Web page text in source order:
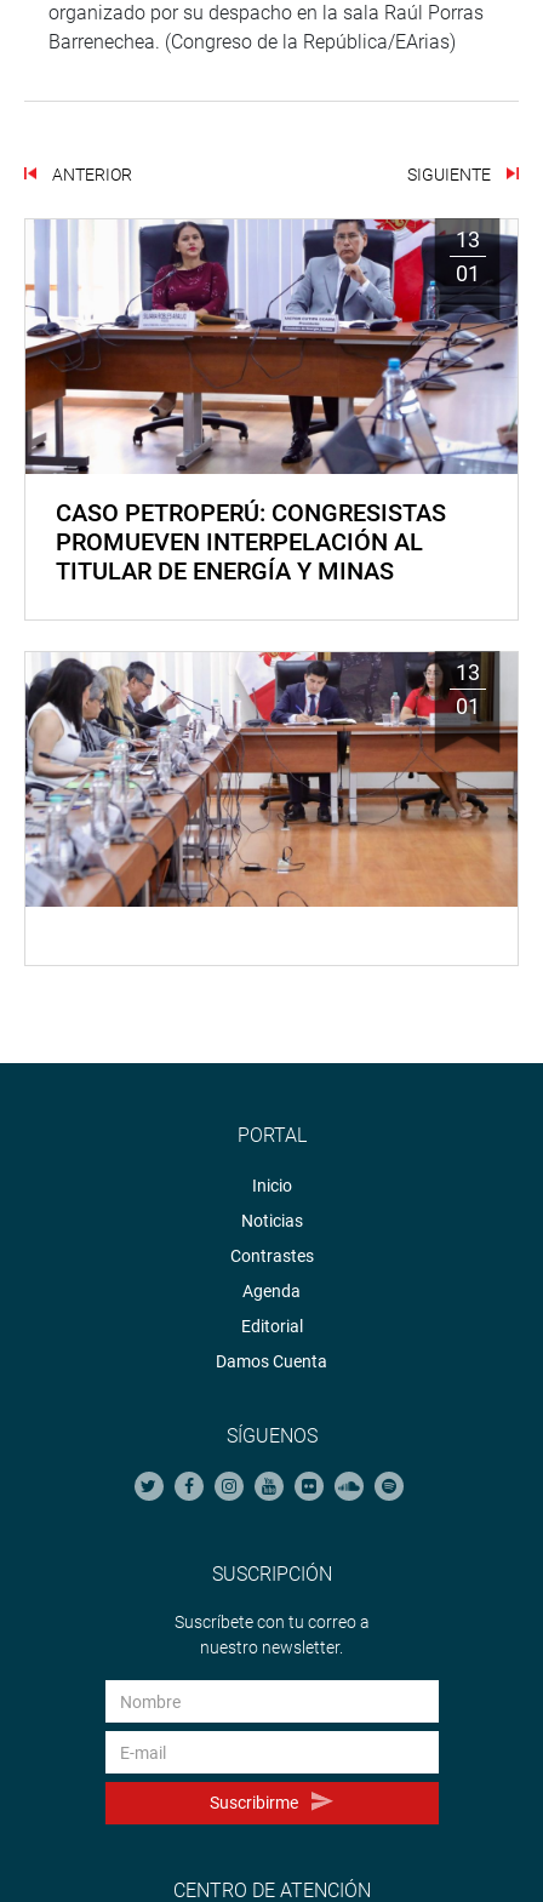
organizado por su despacho en la sala Raúl Porras
Barrenechea. (Congreso de la República/EArias)
ANTERIOR SIGUIENTE
13
01
CASO PETROPERÚ: CONGRESISTAS
PROMUEVEN INTERPELACIÓN AL
TITULAR DE ENERGÍA Y MINAS
13
01
PORTAL
Inicio
Noticias
Contrastes
Agenda
Editorial
Damos Cuenta
SÍGUENOS
SUSCRIPCIÓN
Suscríbete con tu correo a
nuestro newsletter.
Suscribirme
CENTRO DE ATENCIÓN